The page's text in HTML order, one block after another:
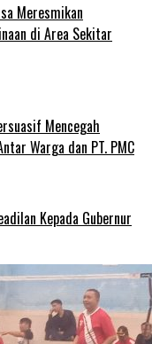
Meresmikan
di Area Sekitar
Mencegah
Warga dan PT. PMC
Kepada Gubernur